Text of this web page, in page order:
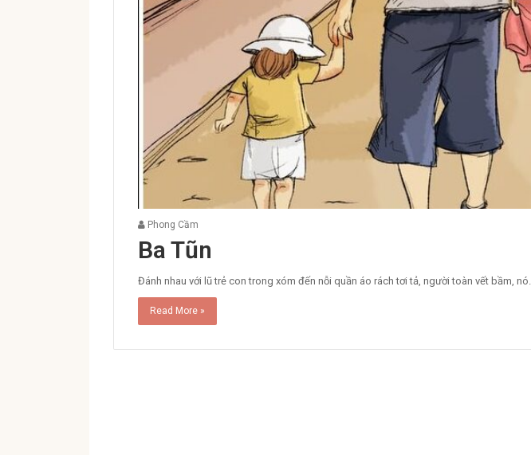
Phong Cầm
Ba Tũn
Đánh nhau với lũ trẻ con trong xóm đến nỗi quần áo rách tơi tả, người toàn vết bầm, nó…
Read More »